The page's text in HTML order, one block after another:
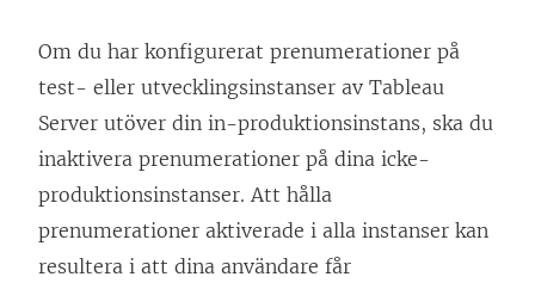
n
t
Om du har konfigurerat prenumerationer på
test- eller utvecklingsinstanser av Tableau
Server utöver din in-produktionsinstans, ska du
inaktivera prenumerationer på dina icke-
produktionsinstanser. Att hålla
prenumerationer aktiverade i alla instanser kan
resultera i att dina användare får